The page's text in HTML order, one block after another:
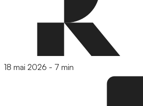
18 mai 2026 - 7 min